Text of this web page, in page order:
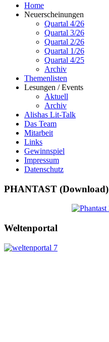
Home
Neuerscheinungen
Quartal 4/26
Quartal 3/26
Quartal 2/26
Quartal 1/26
Quartal 4/25
Archiv
Themenlisten
Lesungen / Events
Aktuell
Archiv
Alishas Lit-Talk
Das Team
Mitarbeit
Links
Gewinnspiel
Impressum
Datenschutz
PHANTAST (Download)
Weltenportal